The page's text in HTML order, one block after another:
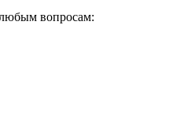
вопросам: